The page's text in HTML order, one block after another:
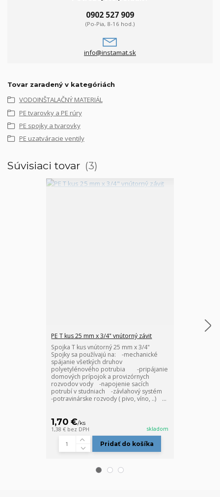
0902 527 909
(Po-Pia, 8-16 hod.)
info@instamat.sk
Tovar zaradený v kategóriách
VODOINŠTALAČNÝ MATERIÁL
PE tvarovky a PE rúry
PE spojky a tvarovky
PE uzatváracie ventily
Súvisiaci tovar 3
PE T kus 25 mm x 3/4" vnútorný závit
Spojka T kus vnútorný 25 mm x 3/4"
Spojky sa používajú na: -mechanické
spájanie všetkých druhov
polyetylénového potrubia -pripájanie
domových prípojok a provizórnych
rozvodov vody -napojenie sacích
potrubí v studniach -závlahový systém
-potravinárske rozvody ( pivo, víno, ..) ...
1,70 €/ks
1,38 € bez DPH skladom
Pridať do košíka